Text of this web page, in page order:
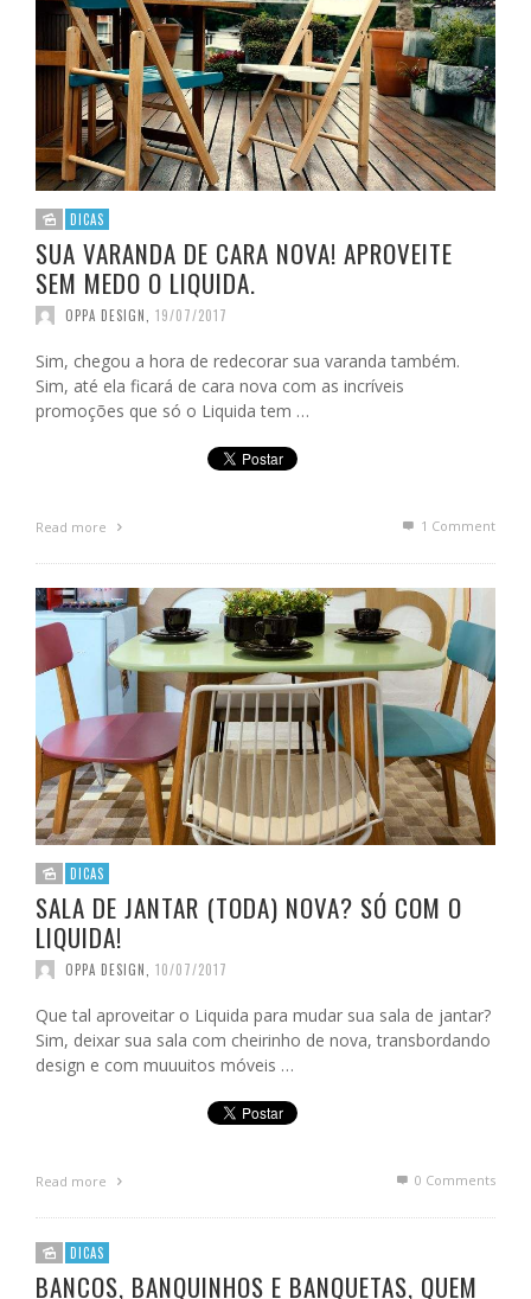
DICAS
SUA VARANDA DE CARA NOVA! APROVEITE
SEM MEDO O LIQUIDA.
OPPA DESIGN 19/07/2017
Sim, chegou a hora de redecorar sua varanda também.
Sim, até ela ficará de cara nova com as incríveis
promoções que só o Liquida tem …
Read more 1 Comment
DICAS
SALA DE JANTAR (TODA) NOVA? SÓ COM O
LIQUIDA!
OPPA DESIGN 10/07/2017
Que tal aproveitar o Liquida para mudar sua sala de jantar?
Sim, deixar sua sala com cheirinho de nova, transbordando
design e com muuuitos móveis …
Read more 0 Comments
DICAS
BANCOS, BANQUINHOS E BANQUETAS, QUEM